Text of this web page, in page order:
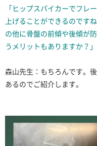
「ヒップスパイカーでフレ
上げることができるのです
の他に骨盤の前傾や後傾が
うメリットもありますか？」
森山先生：もちろんです。
あるのでご紹介します。